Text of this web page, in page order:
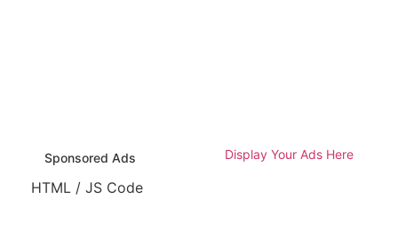
Sponsored Ads Display Your Ads Here
HTML / JS Code